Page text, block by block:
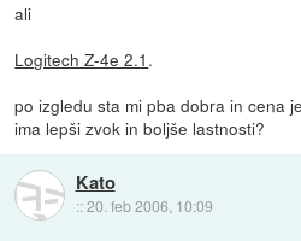
ali
Logitech Z-4e 2.1 .
po izgledu sta mi pba dobra in cena
ima lepši zvok in boljše lastnosti?
Kato
::20. feb 2006, 10:09